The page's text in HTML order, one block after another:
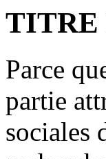
TITRE
Parce
partie
sociales